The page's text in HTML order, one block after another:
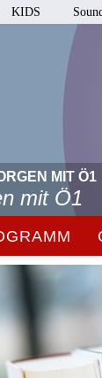
KIDS
MIT Ö1
mit Ö1